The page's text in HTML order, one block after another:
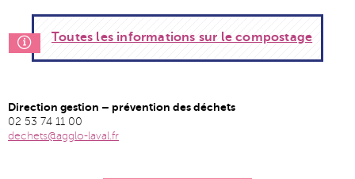
Toutes les informations sur le compostage
Direction gestion – prévention des déchets
02 53 74 11 00
dechets@agglo-laval.fr